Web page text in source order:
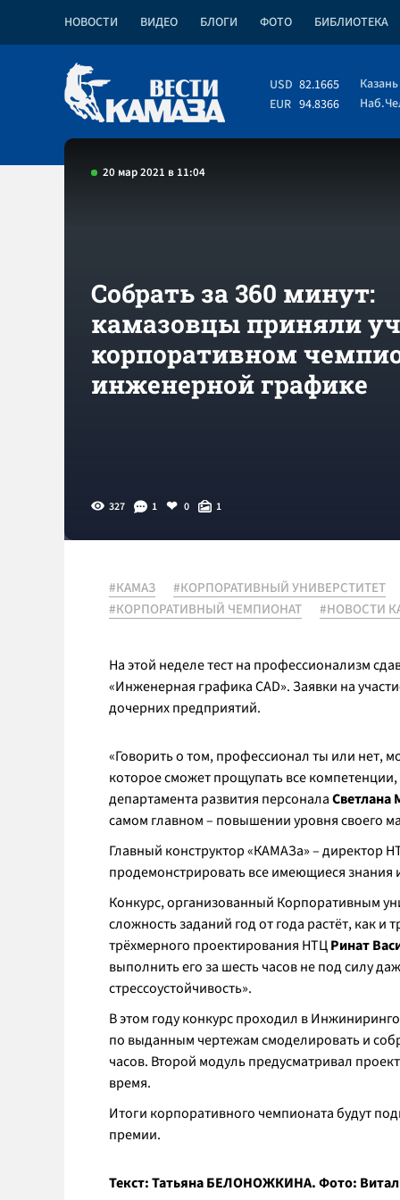
НОВОСТИ ВИДЕО БЛОГИ ФОТО БИБЛИОТЕКА
USD 82.1665
EUR 94.8366
Казань
20 мар 2021 в 11:04
Собрать за 360 минут:
камазовцы приняли
корпоративном
инженерной графике
327 1 0 1
#КАМАЗ #КОРПОРАТИВНЫЙ УНИВЕРСТИТЕТ
#КОРПОРАТИВНЫЙ ЧЕМПИОНАТ
#НОВОСТИ
На этой неделе тест на профессионализм
«Инженерная графика CAD». Заявки на
дочерних предприятий.
«Говорить о том, профессионал ты или нет,
которое сможет прощупать все
департамента развития персоналаСветлана
самом главном – повышении уровня своего
Главный конструктор «КАМАЗа» – директор
продемонстрировать все имеющиеся знания
Конкурс, организованный Корпоративным
сложность заданий год от года растёт, как
трёхмерного проектирования НТЦРинат
выполнить его за шесть часов не под силу
стрессоустойчивость».
В этом году конкурс проходил в
по выданным чертежам смоделировать и
часов. Второй модуль предусматривал
время.
Итоги корпоративного чемпионата будут
премии.
Текст: Татьяна БЕЛОНОЖКИНА. Фото: